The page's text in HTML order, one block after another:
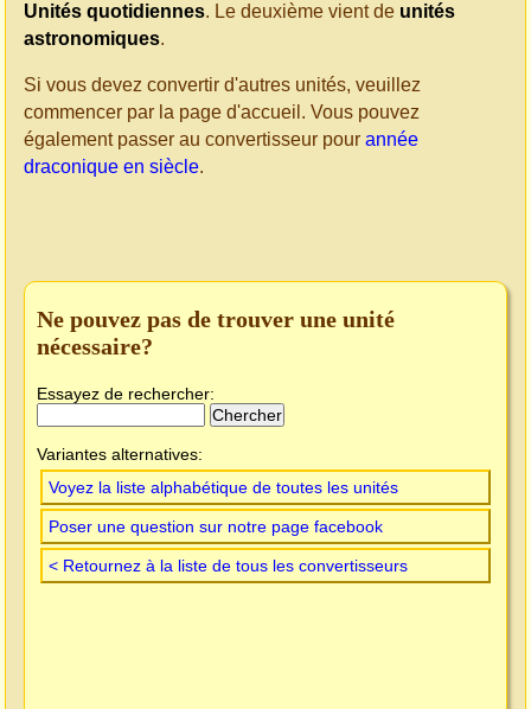
Unités quotidiennes. Le deuxième vient de unités
astronomiques.
Si vous devez convertir d'autres unités, veuillez
commencer par la page d'accueil. Vous pouvez
également passer au convertisseur pour année
draconique en siècle.
Ne pouvez pas de trouver une unité
nécessaire?
Essayez de rechercher:
Variantes alternatives:
Voyez la liste alphabétique de toutes les unités
Poser une question sur notre page facebook
< Retournez à la liste de tous les convertisseurs